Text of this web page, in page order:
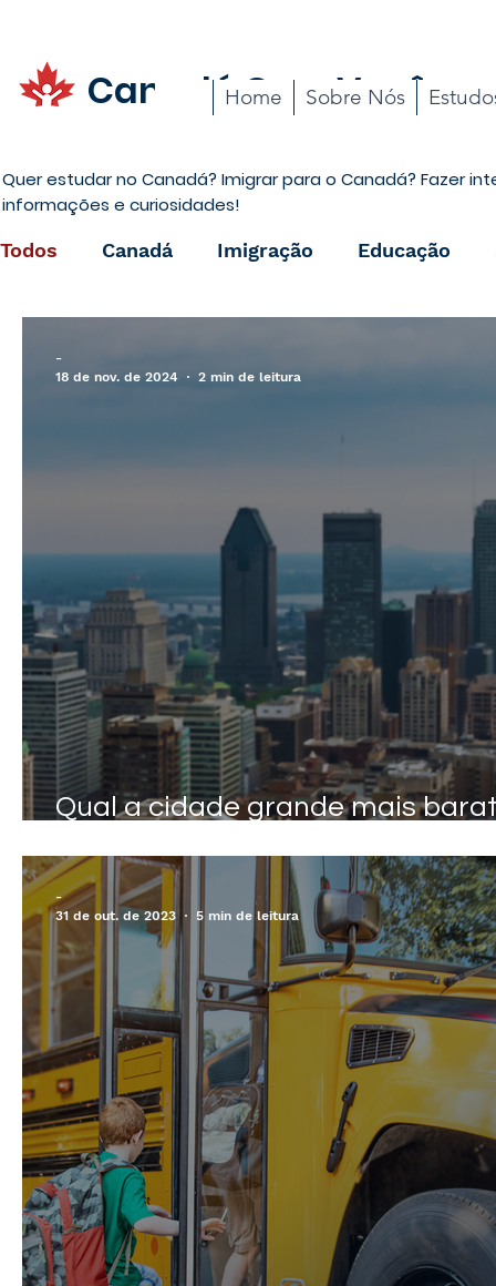
Canadá Com Você
Home Sobre Nós
Quer estudar no Canadá? Imigrar para o Canadá? Fazer
informações e curiosidades!
Todos
Canadá Imigração Educação
Qual a cidade grande mais
-
18 de nov. de 2024
2 min de leitura
-
31 de out. de 2023
5 min de leitura